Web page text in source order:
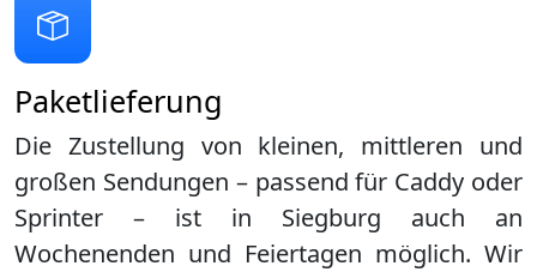
Paketlieferung
Die Zustellung von kleinen, mittleren und
großen Sendungen – passend für Caddy oder
Sprinter – ist in Siegburg auch an
Wochenenden und Feiertagen möglich. Wir